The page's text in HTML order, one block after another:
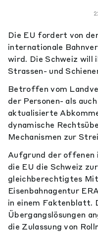
Die EU fordert von
internationale
wird. Die Schweiz will
Strassen- und
Betroffen vom
der Personen- als
aktualisierte
dynamische
Mechanismen zur
Aufgrund der offenen
die EU die Schweiz
gleichberechtigtes
Eisenbahnagentur
in einem Faktenblatt.
Übergangslösungen
die Zulassung von